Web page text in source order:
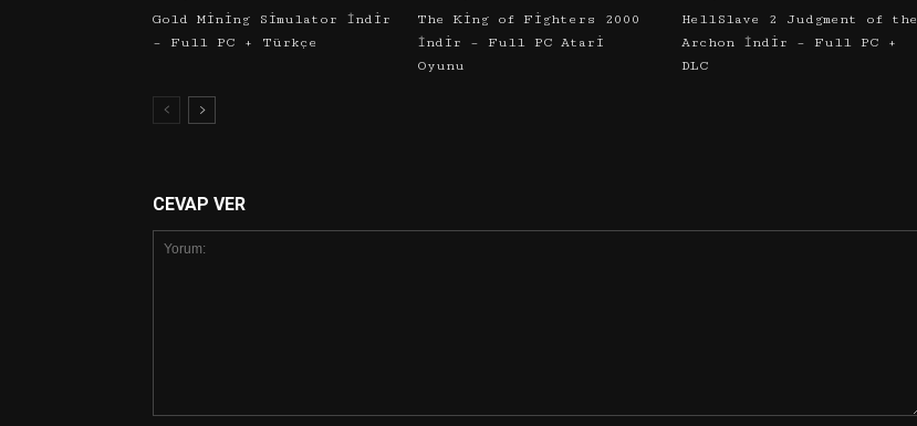
Gold Mining Simulator İndir
– Full PC + Türkçe
The King of Fighters 2000
İndir – Full PC Atari
Oyunu
HellSlave 2 Judgment of the
Archon İndir – Full PC +
DLC
CEVAP VER